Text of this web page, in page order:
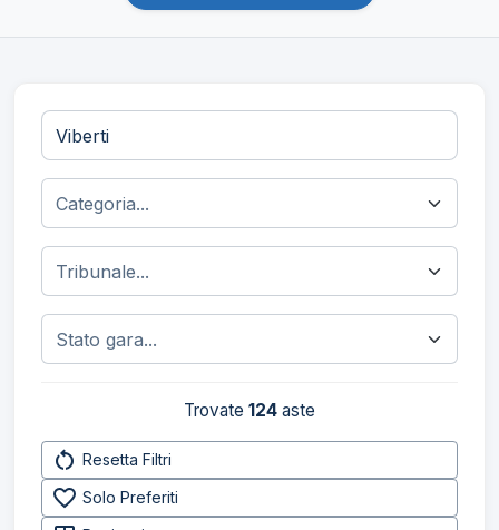
Trovate 124 aste
restart_alt Resetta Filtri
favorite_border Solo Preferiti